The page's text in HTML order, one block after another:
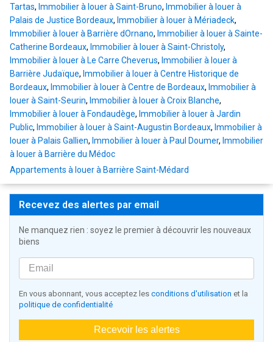
Tartas, Immobilier à louer à Saint-Bruno, Immobilier à louer à
Palais de Justice Bordeaux, Immobilier à louer à Mériadeck,
Immobilier à louer à Barrière dOrnano, Immobilier à louer à Sainte-
Catherine Bordeaux, Immobilier à louer à Saint-Christoly,
Immobilier à louer à Le Carre Cheverus, Immobilier à louer à
Barrière Judaïque, Immobilier à louer à Centre Historique de
Bordeaux, Immobilier à louer à Centre de Bordeaux, Immobilier à
louer à Saint-Seurin, Immobilier à louer à Croix Blanche,
Immobilier à louer à Fondaudège, Immobilier à louer à Jardin
Public, Immobilier à louer à Saint-Augustin Bordeaux, Immobilier à
louer à Palais Gallien, Immobilier à louer à Paul Doumer, Immobilier
à louer à Barrière du Médoc
Appartements à louer à Barrière Saint-Médard
Recevez des alertes par email
Ne manquez rien : soyez le premier à découvrir les nouveaux
biens
En vous abonnant, vous acceptez les conditions d'utilisation et la
politique de confidentialité
Recevoir les alertes